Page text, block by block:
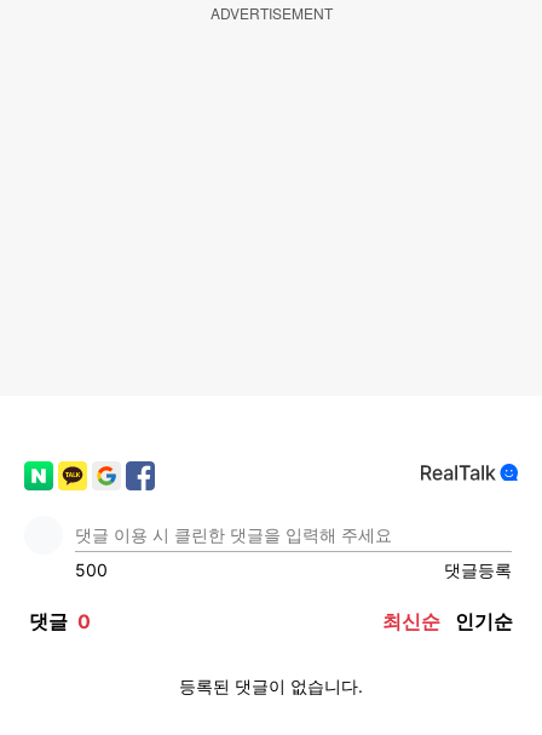
ADVERTISEMENT